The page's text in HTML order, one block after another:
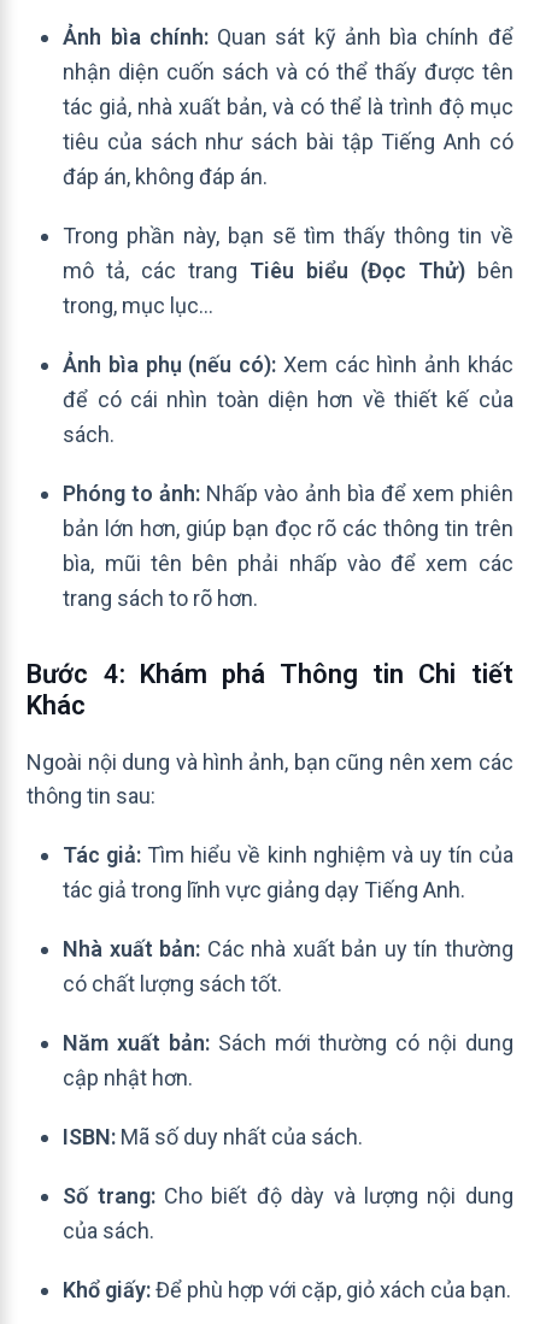
Ảnh bìa chính:Quan sát kỹ ảnh bìa chính để
nhận diện cuốn sách và có thể thấy được tên
tác giả, nhà xuất bản, và có thể là trình độ mục
tiêu của sách như sách bài tập Tiếng Anh có
đáp án, không đáp án.
Trong phần này, bạn sẽ tìm thấy thông tin về
mô tả, các trang Tiêu biểu (Đọc Thử)bên
trong, mục lục…
Ảnh bìa phụ (nếu có): Xem các hình ảnh khác
để có cái nhìn toàn diện hơn về thiết kế của
sách.
Phóng to ảnh: Nhấp vào ảnh bìa để xem phiên
bản lớn hơn, giúp bạn đọc rõ các thông tin trên
bìa, mũi tên bên phải nhấp vào để xem các
trang sách to rõ hơn.
Bước 4: Khám phá Thông tin Chi tiết
Khác
Ngoài nội dung và hình ảnh, bạn cũng nên xem các
thông tin sau:
Tác giả: Tìm hiểu về kinh nghiệm và uy tín của
tác giả trong lĩnh vực giảng dạy Tiếng Anh.
Nhà xuất bản: Các nhà xuất bản uy tín thường
có chất lượng sách tốt.
Năm xuất bản:Sách mới thường có nội dung
cập nhật hơn.
ISBN: Mã số duy nhất của sách.
Số trang:Cho biết độ dày và lượng nội dung
của sách.
Khổ giấy:Để phù hợp với cặp, giỏ xách của bạn.